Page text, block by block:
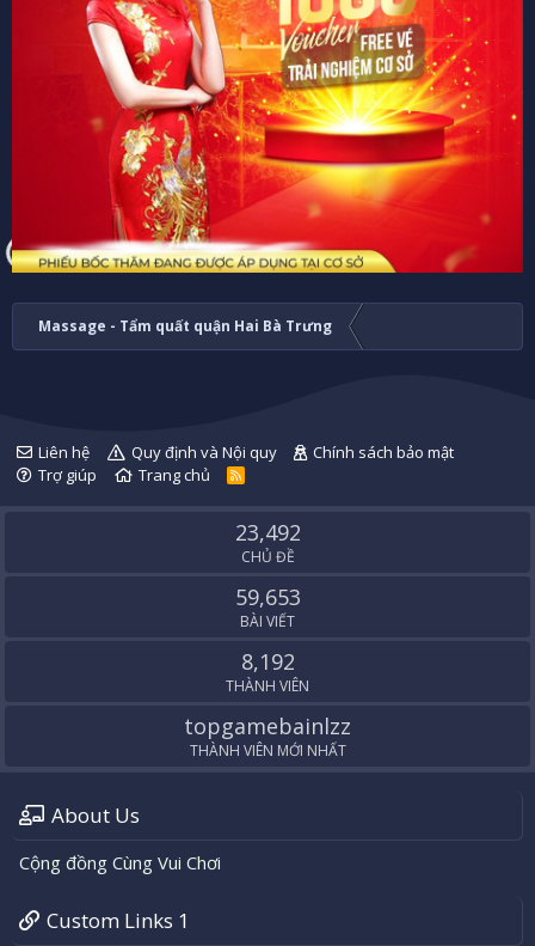
Massage - Tẩm quất quận Hai Bà Trưng
Liên hệ Quy định và Nội quy
Chính sách bảo mật
Trợ giúp
Trang chủ
R
S
23,492
CHỦ ĐỀ
59,653
BÀI VIẾT
8,192
THÀNH VIÊN
topgamebainlzz
THÀNH VIÊN MỚI NHẤT
About Us
Cộng đồng Cùng Vui Chơi
Custom Links 1